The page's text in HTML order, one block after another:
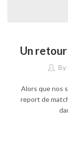
Un
By
Alors que nos
report de